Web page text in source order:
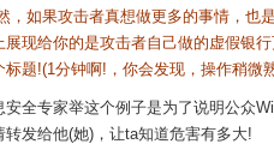
如果攻击者真想做更多的事情，也是
展现给你的是攻击者自己做的虚假银
标题!(1分钟啊!，你会发现，操作稍微
安全专家举这个例子是为了说明公众
转发给他(她)，让ta知道危害有多大!